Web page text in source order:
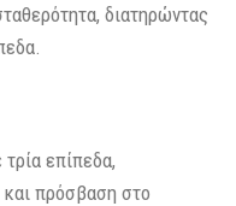
διατηρώντας
τρία επίπεδα,
και πρόσβαση στο